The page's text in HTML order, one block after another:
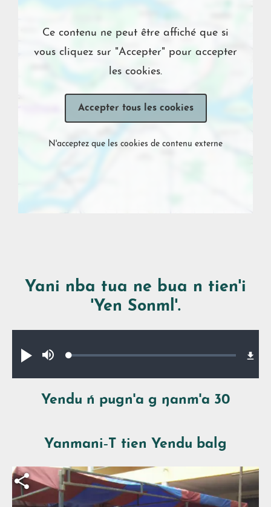
Ce contenu ne peut être affiché que si
vous cliquez sur "Accepter" pour accepter
les cookies.
Accepter tous les cookies
N'acceptez que les cookies de contenu externe
Yani nba tua ne bua n tien'i
'Yen Sonml'.
Pua
Lan Loaded:
Yendu ń pugn'a g ŋanm'a 30
Fichier vidéo
Yanmani‑T tien Yendu balg